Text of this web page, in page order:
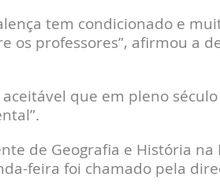
tem condicionado e
os professores”, afirmou a
que em pleno
de Geografia e História
feira foi chamado pela